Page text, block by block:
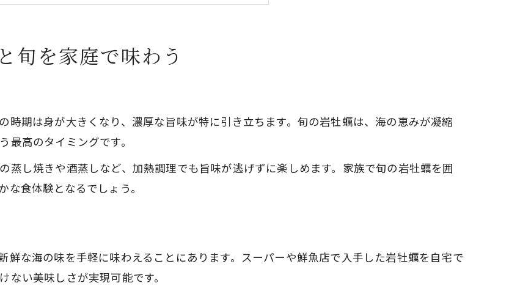
岩牡蠣料理が家族の食卓におすすめな理由
てでも安心な岩牡蠣の下処理ポイント
岩牡蠣は流水や氷水でどう締めるのが正解か
生食用岩牡蠣の安全な下処理ステップ
加熱用岩牡蠣の下準備と注意点を紹介
イパンや電子レンジで簡単岩牡蠣料理
岩牡蠣 酒蒸しの家庭向け簡単レシピ解説
岩牡蠣のフライパン蒸しで旨味を引き出す技
旬を家庭で味わう
時期は身が大きくなり、濃厚な旨味が特に引き立ちます。旬の岩牡蠣は、海の恵みが凝縮
最高のタイミングです。
蒸し焼きや酒蒸しなど、加熱調理でも旨味が逃げずに楽しめます。家族で旬の岩牡蠣を囲
食体験となるでしょう。
鮮な海の味を手軽に味わえることにあります。スーパーや鮮魚店で入手した岩牡蠣を自宅で
い美味しさが実現可能です。